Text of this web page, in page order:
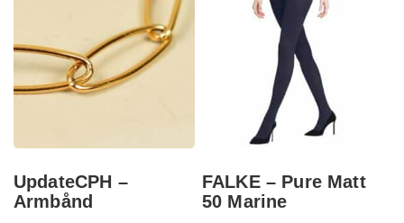
UpdateCPH –
Armbånd
FALKE – Pure Matt
50 Marine